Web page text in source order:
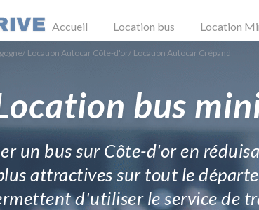
Accueil Location bus Location
/ Location Autocar Côte-d'or/ Location Autocar Crépand
bus
un bus sur Côte-d'or en
attractives sur tout le
d'utiliser le service de